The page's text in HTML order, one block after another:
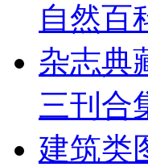
自然百
杂志典
三刊合
建筑类